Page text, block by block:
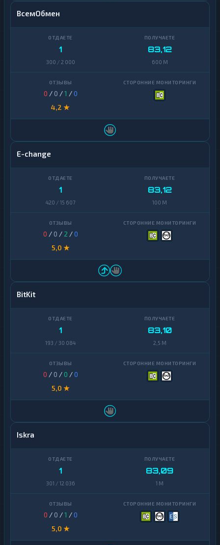
ВсемОбмен
1
300 / 2 000
83,12
600 M
0 / 0 /1 /0
4,2 ★
E-change
1
420 / 15 607
83,12
100 M
0 / 0 / 2 /0
5,0 ★
BitKit
1
193 / 30 084
83,10
2,5 M
0 / 0 /0 /0
5,0 ★
Iskra
1
301 / 12 036
83,09
1 M
0 / 0 /1 /0
5,0 ★